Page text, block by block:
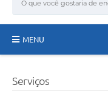
MENU
Serviços